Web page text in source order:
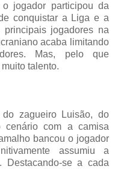
jogador participou da
conquistar a Liga e a
jogadores na
acaba limitando
Mas, pelo que
talento.
zagueiro Luisão, do
cenário com a camisa
bancou o jogador
assumiu a
Destacando-se a cada